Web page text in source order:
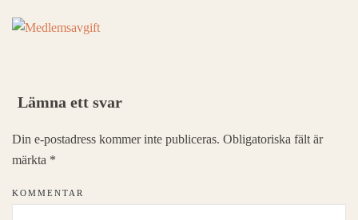
Lämna ett svar
Din e-postadress kommer inte publiceras. Obligatoriska fält är
märkta *
KOMMENTAR